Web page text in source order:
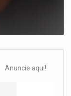
Anuncie aqui!